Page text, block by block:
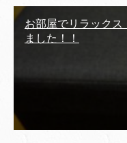
お部屋でリラック
ました！！